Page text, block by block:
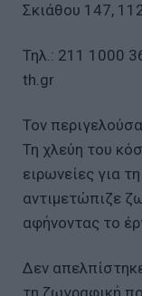
Σκιάθου 147,
Τηλ.: 211 1000
th.gr
Τον
Τη χλεύη του
ειρωνείες για
αντιμετώπιζε
αφήνοντας το
Δεν